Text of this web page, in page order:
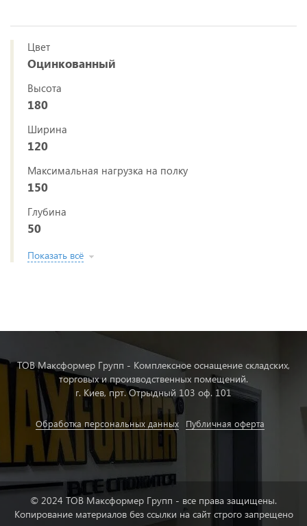
Цвет
Оцинкованный
Высота
180
Ширина
120
Максимальная нагрузка на полку
150
Глубина
50
Показать всё
ТОВ Максформер Групп - Комплексное оснащение складских,
торговых и производственных помещений.
г. Киев, прт. Отрыдный 103 оф. 101
Обработка персональных данных Публичная оферта
© 2024 ТОВ Максформер Групп - все права защищены.
Копирование материалов без ссылки на сайт строго запрещено